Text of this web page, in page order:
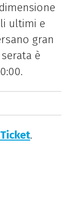
ultimi e
gran
è
.